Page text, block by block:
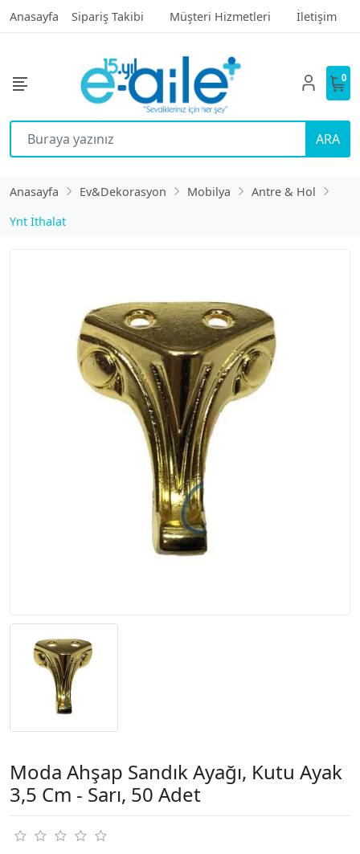
Anasayfa Sipariş Takibi Müşteri Hizmetleri İletişim
ARA
0
Anasayfa Ev&Dekorasyon Mobilya
Antre & Hol
Ynt İthalat
Moda Ahşap Sandık Ayağı, Kutu Ayak
3,5 Cm - Sarı, 50 Adet